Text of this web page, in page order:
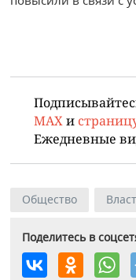
MAX и
Ежедневные
Общество
Поделитесь в